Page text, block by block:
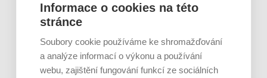
Informace o cookies na této
stránce
Soubory cookie používáme ke shromažďování
a analýze informací o výkonu a používání
webu, zajištění fungování funkcí ze sociálních